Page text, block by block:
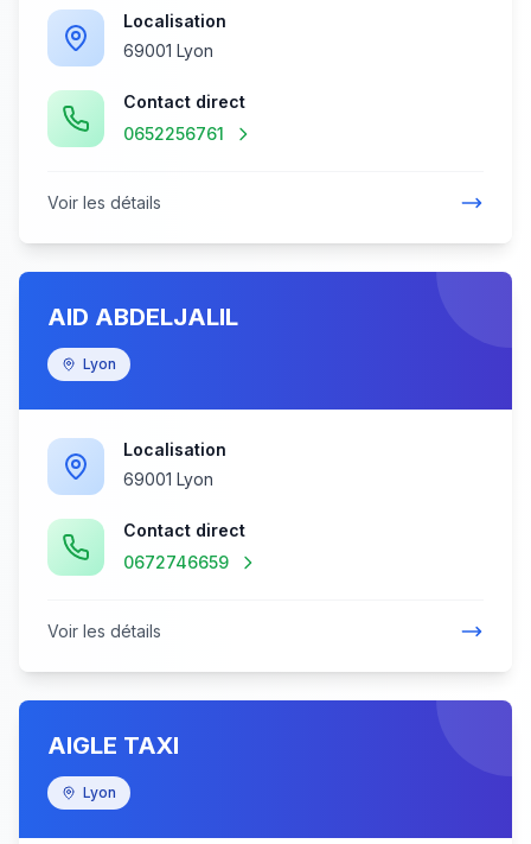
Localisation
69001 Lyon
Contact direct
0652256761
Voir les détails
AID ABDELJALIL
Lyon
Localisation
69001 Lyon
Contact direct
0672746659
Voir les détails
AIGLE TAXI
Lyon